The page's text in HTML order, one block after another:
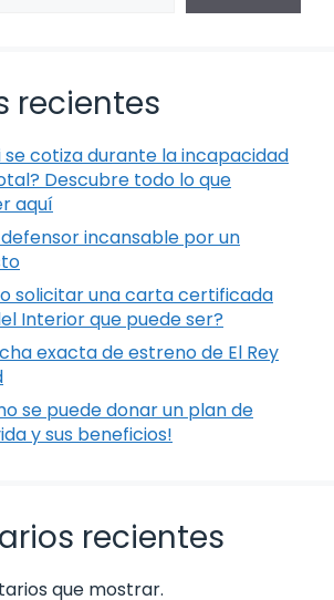
recientes
se cotiza durante la incapacidad
Descubre todo lo que
aquí
defensor incansable por un
solicitar una carta certificada
Interior que puede ser?
exacta de estreno de El Rey
se puede donar un plan de
y sus beneficios!
recientes
que mostrar.